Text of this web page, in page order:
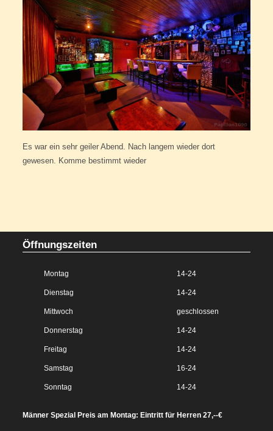
Es war ein sehr geiler Abend. Nach langem wieder dort
gewesen. Komme bestimmt wieder
Öffnungszeiten
Montag
Dienstag
Mittwoch
Donnerstag
Freitag
Samstag
Sonntag
14-24
14-24
geschlossen
14-24
14-24
16-24
14-24
Männer Spezial Preis am Montag: Eintritt für Herren 27,--€